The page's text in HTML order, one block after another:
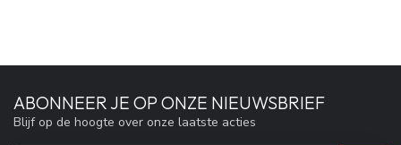
ABONNEER JE OP ONZE NIEUWSBRIEF
Blijf op de hoogte over onze laatste acties